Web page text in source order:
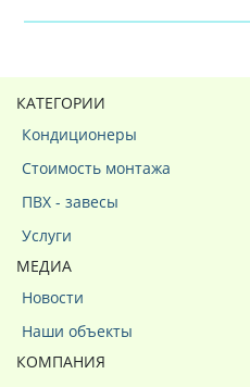
КАТЕГОРИИ
Кондиционеры
Стоимость монтажа
ПВХ - завесы
Услуги
МЕДИА
Новости
Наши объекты
КОМПАНИЯ